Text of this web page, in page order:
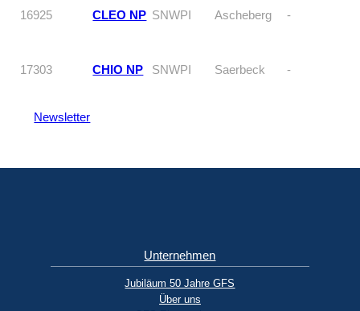
16925 CLEO NP SNWPI Ascheberg -
17303 CHIO NP SNWPI Saerbeck -
Newsletter
Unternehmen
Jubiläum 50 Jahre GFS
Über uns